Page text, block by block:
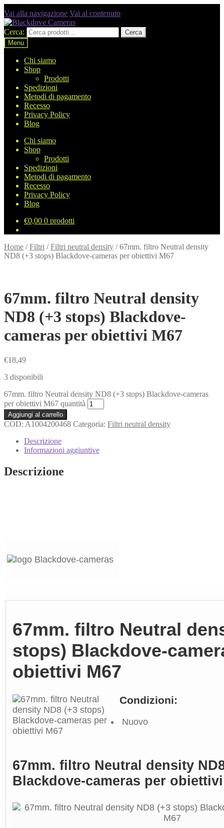
Vai alla navigazione Vai al contenuto
Cerca:
Cerca
Menu
Chi siamo
Shop
Prodotti
Spedizioni
Metodi di pagamento
Recesso
Privacy Policy
Blog
Chi siamo
Shop
Prodotti
Spedizioni
Metodi di pagamento
Recesso
Privacy Policy
Blog
€0,00 0 prodotti
Home /Filtri /Filtri neutral density /67mm. filtro Neutral density
ND8 (+3 stops) Blackdove-cameras per obiettivi M67
67mm. filtro Neutral density
ND8 (+3 stops) Blackdove-
cameras per obiettivi M67
€18,49
3 disponibili
67mm. filtro Neutral density ND8 (+3 stops) Blackdove-cameras
per obiettivi M67 quantità
Aggiungi al carrello
COD: A1004200468 Categoria: Filtri neutral density
Descrizione
Informazioni aggiuntive
Descrizione
67mm. filtro Neutral
stops) Blackdove-
obiettivi M67
Condizioni:
Nuovo
67mm. filtro Neutral density
Blackdove-cameras per obiettivi